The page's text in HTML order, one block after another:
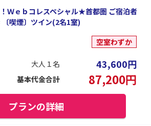
Ｗｅｂコレスペシャル★首都圏 ご宿泊者
喫煙〕ツイン(2名1室)
空室わずか
大人１名 43,600円
基本代金合計 87,200円
プランの詳細